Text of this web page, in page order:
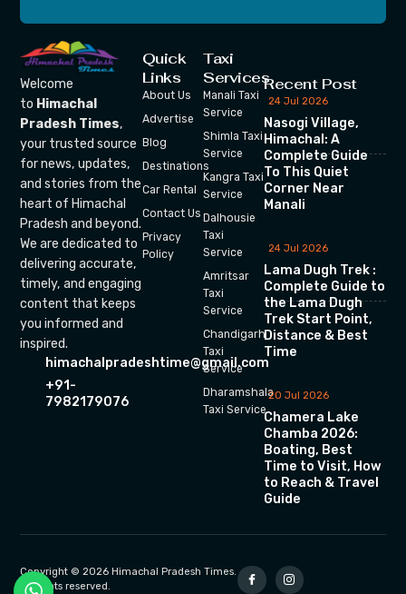
Welcome
to Himachal
Pradesh Times,
your trusted source
for news, updates,
and stories from the
heart of Himachal
Pradesh and beyond.
We are dedicated to
delivering accurate,
timely, and engaging
content that keeps
you informed and
inspired.
himachalpradeshtime@gmail.com
+91-
7982179076
Quick
Links
About Us
Advertise
Blog
Destinations
Car Rental
Contact Us
Privacy
Policy
Taxi
Services
Manali Taxi
Service
Shimla Taxi
Service
Kangra Taxi
Service
Dalhousie
Taxi
Service
Amritsar
Taxi
Service
Chandigarh
Taxi
Service
Dharamshala
Taxi Service
Recent Post
24 Jul 2026
Nasogi Village,
Himachal: A
Complete Guide
To This Quiet
Corner Near
Manali
24 Jul 2026
Lama Dugh Trek :
Complete Guide to
the Lama Dugh
Trek Start Point,
Distance & Best
Time
20 Jul 2026
Chamera Lake
Chamba 2026:
Boating, Best
Time to Visit, How
to Reach & Travel
Guide
Copyright © 2026 Himachal Pradesh Times.
All rights reserved.